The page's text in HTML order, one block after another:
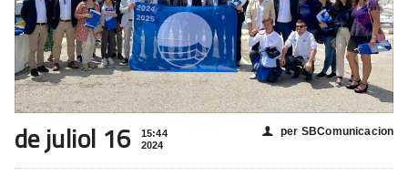
de juliol 16
15:44
2024
👤 per SBComunicacion